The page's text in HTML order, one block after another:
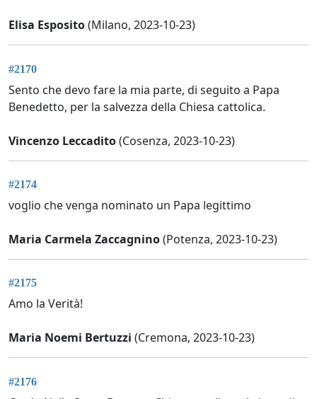
Elisa Esposito(Milano, 2023-10-23)
#2170
Sento che devo fare la mia parte, di seguito a Papa
Benedetto, per la salvezza della Chiesa cattolica.
Vincenzo Leccadito(Cosenza, 2023-10-23)
#2174
voglio che venga nominato un Papa legittimo
Maria Carmela Zaccagnino(Potenza, 2023-10-23)
#2175
Amo la Verità!
Maria Noemi Bertuzzi (Cremona, 2023-10-23)
#2176